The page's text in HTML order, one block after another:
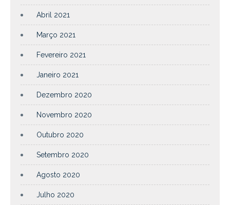
Abril 2021
Março 2021
Fevereiro 2021
Janeiro 2021
Dezembro 2020
Novembro 2020
Outubro 2020
Setembro 2020
Agosto 2020
Julho 2020